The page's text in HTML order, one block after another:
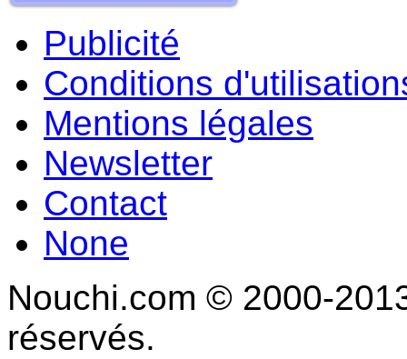
Publicité
Conditions
Mentions légales
Newsletter
Contact
None
Nouchi.com © 2000-
réservés.